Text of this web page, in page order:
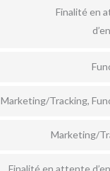
Finalité en
Marketing/Tracking,
Marketing/